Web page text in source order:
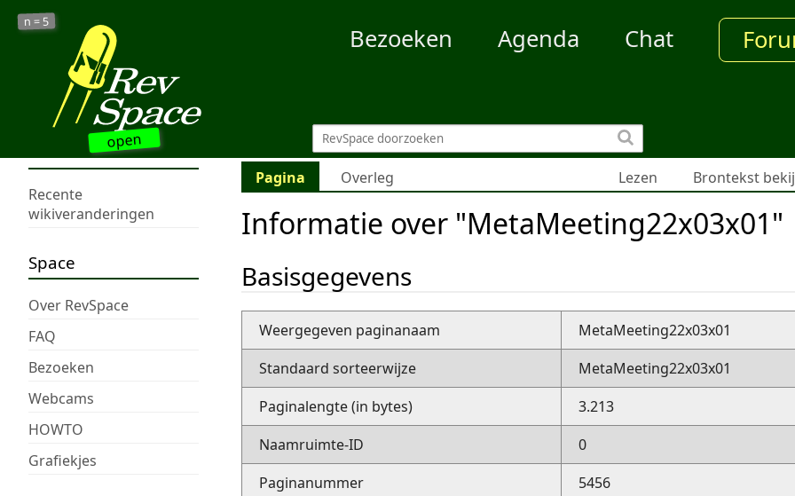
open
n = 5
Bezoeken Agenda Chat
Recente
wikiveranderingen
Space
Over RevSpace
FAQ
Bezoeken
Webcams
HOWTO
Grafiekjes
Pagina Overleg Lezen Brontekst
Informatie over "MetaMeeting22x03x01"
Basisgegevens
Weergegeven paginanaam
MetaMeeting22x03x01
Standaard sorteerwijze
MetaMeeting22x03x01
Paginalengte (in bytes)
3.213
Naamruimte-ID
0
Paginanummer
5456